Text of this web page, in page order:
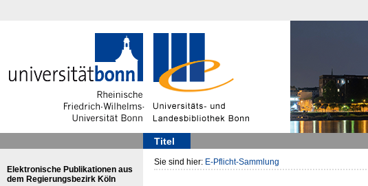
Titel
Elektronische Publikationen aus
dem Regierungsbezirk Köln
Sie sind hier: E-Pflicht-Sammlung